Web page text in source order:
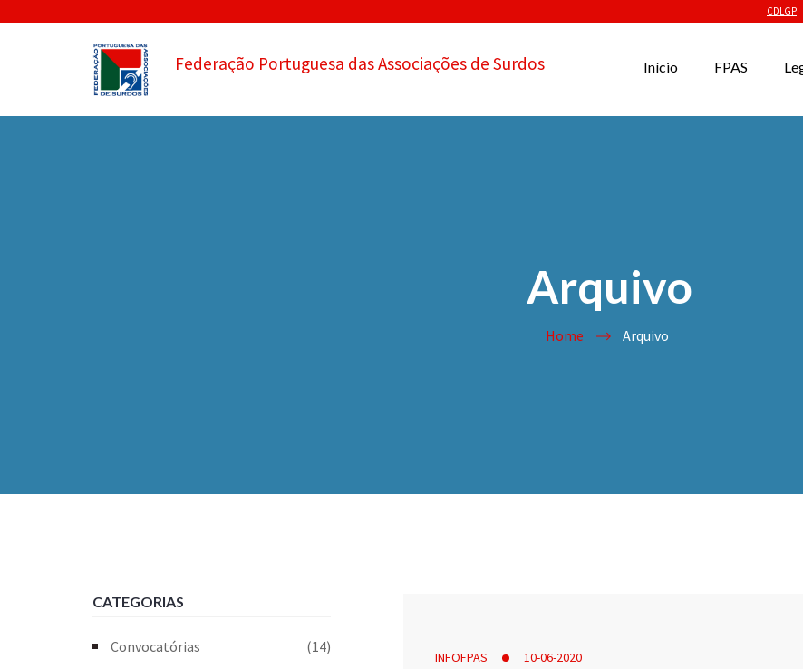
CDLGP
Federação Portuguesa das Associações de Surdos Início FPAS
Arquivo
Home Arquivo
INFOFPAS 10-06-2020
CATEGORIAS
Convocatórias
(14)